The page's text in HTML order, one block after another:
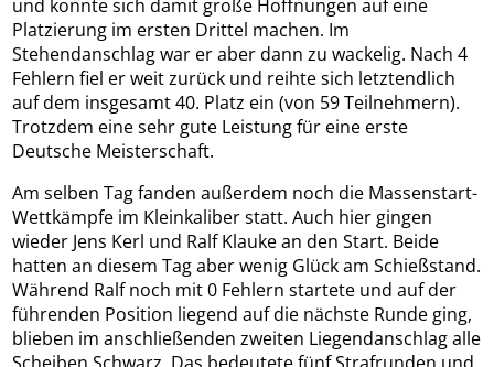
und konnte sich damit große Hoffnungen auf eine
Platzierung im ersten Drittel machen. Im
Stehendanschlag war er aber dann zu wackelig. Nach 4
Fehlern fiel er weit zurück und reihte sich letztendlich
auf dem insgesamt 40. Platz ein (von 59 Teilnehmern).
Trotzdem eine sehr gute Leistung für eine erste
Deutsche Meisterschaft.
Am selben Tag fanden außerdem noch die Massenstart-
Wettkämpfe im Kleinkaliber statt. Auch hier gingen
wieder Jens Kerl und Ralf Klauke an den Start. Beide
hatten an diesem Tag aber wenig Glück am Schießstand.
Während Ralf noch mit 0 Fehlern startete und auf der
führenden Position liegend auf die nächste Runde ging,
blieben im anschließenden zweiten Liegendanschlag alle
Scheiben Schwarz. Das bedeutete fünf Strafrunden und